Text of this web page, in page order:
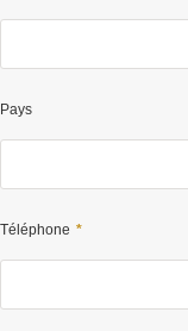
Pays
Téléphone *